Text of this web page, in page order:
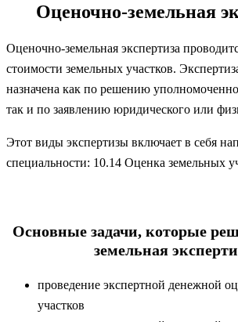
Оценочно-земельная
Оценочно-земельная экспертиза
стоимости земельных участков.
назначена как по решению
так и по заявлению юридического или
Этот виды экспертизы включает в себя
специальности: 10.14 Оценка земельных
Основные задачи, которые
земельная
проведение экспертной денежной
участков